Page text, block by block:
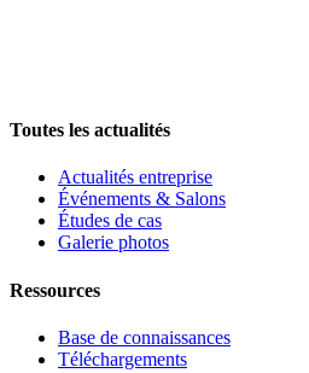
Toutes les actualités
Actualités entreprise
Événements & Salons
Études de cas
Galerie photos
Ressources
Base de connaissances
Téléchargements